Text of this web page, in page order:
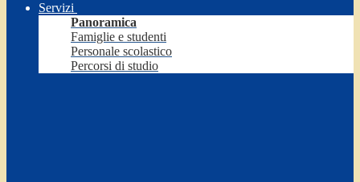
Servizi
Panoramica
Famiglie e studenti
Personale scolastico
Percorsi di studio